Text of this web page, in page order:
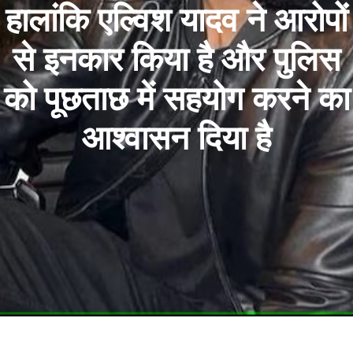
हालांकि एल्विश यादव ने आरोपों
से इनकार किया है और पुलिस
को पूछताछ में सहयोग करने का
आश्वासन दिया है